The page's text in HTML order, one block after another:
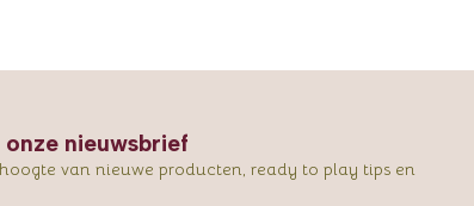
nieuwsbrief
van nieuwe producten, ready to play tips en